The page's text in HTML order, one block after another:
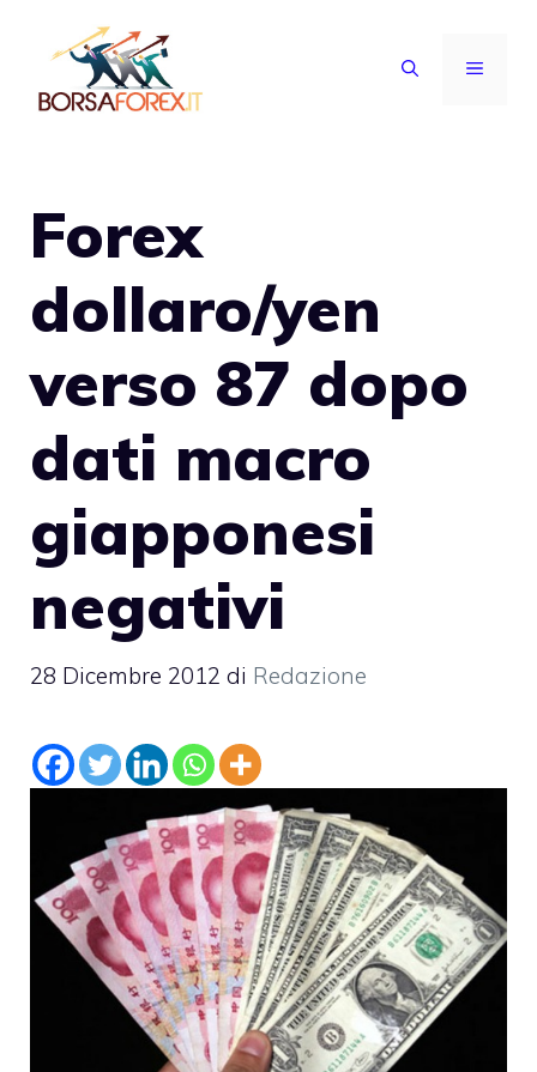
contenuto
MENU
Forex
dollaro/yen
verso 87 dopo
dati macro
giapponesi
negativi
28 Dicembre 2012 di Redazione